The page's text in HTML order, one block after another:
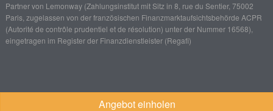
Angebot einholen
Partner von Lemonway(Zahlungsinstitut mit Sitz in 8, rue du Sentier, 75002
Paris, zugelassen von der französischen Finanzmarktaufsichtsbehörde ACPR
(Autorité de contrôle prudentiel et de résolution) unter der Nummer 16568),
eingetragen im Register der Finanzdienstleister (Regafi)